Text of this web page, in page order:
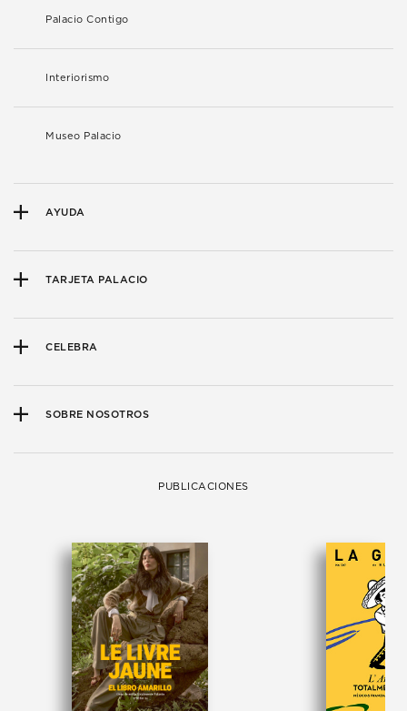
Palacio Contigo
Interiorismo
Museo Palacio
AYUDA
TARJETA PALACIO
CELEBRA
SOBRE NOSOTROS
PUBLICACIONES